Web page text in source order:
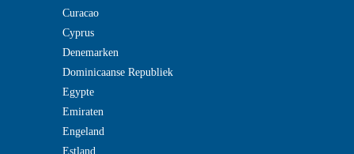
Curacao
Cyprus
Denemarken
Dominicaanse Republiek
Egypte
Emiraten
Engeland
Estland